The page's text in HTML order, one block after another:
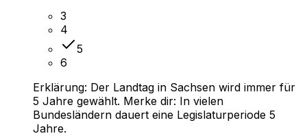
3
4
5
6
Erklärung: Der Landtag in Sachsen wird immer für
5 Jahre gewählt. Merke dir: In vielen
Bundesländern dauert eine Legislaturperiode 5
Jahre.